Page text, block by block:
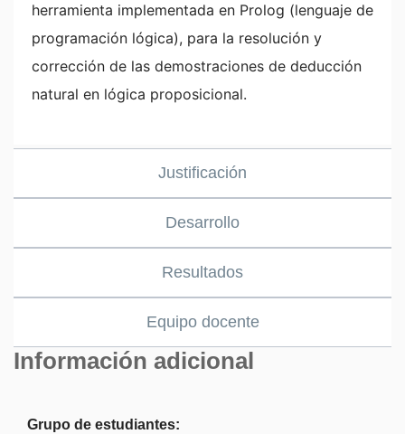
herramienta implementada en Prolog (lenguaje de
programación lógica), para la resolución y
corrección de las demostraciones de deducción
natural en lógica proposicional.
Justificación
Desarrollo
Resultados
Equipo docente
Información adicional
Grupo de estudiantes: